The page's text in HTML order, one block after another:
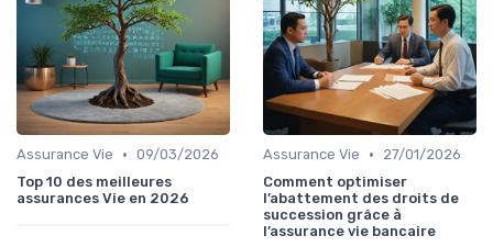
Assurance Vie • 09/03/2026
Top 10 des meilleures
assurances Vie en 2026
Assurance Vie •
27/01/2026
Comment optimiser
l’abattement des droits de
succession grâce à
l’assurance vie bancaire